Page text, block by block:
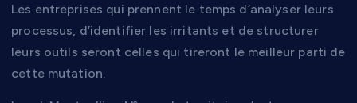
Les entreprises qui prennent le temps d’analyser leurs
processus, d’identifier les irritants et de structurer
leurs outils seront celles qui tireront le meilleur parti de
cette mutation.